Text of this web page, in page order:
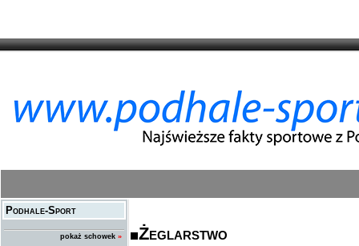
Podhale-Sport
pokaż schowek »
Żeglarstwo